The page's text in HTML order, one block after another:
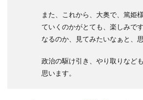
また、これから、大奥で、篤姫
ていくのかがとても、楽しみで
なるのか、見てみたいなぁと、思
政治の駆け引き、やり取りなど
思います。